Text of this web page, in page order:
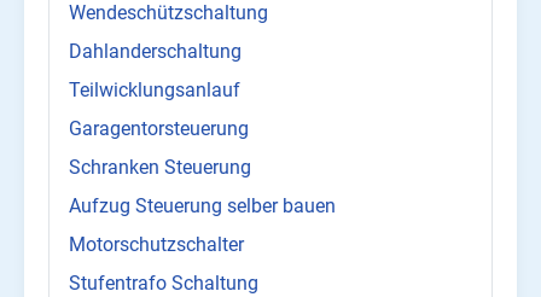
Wendeschützschaltung
Dahlanderschaltung
Teilwicklungsanlauf
Garagentorsteuerung
Schranken Steuerung
Aufzug Steuerung selber bauen
Motorschutzschalter
Stufentrafo Schaltung